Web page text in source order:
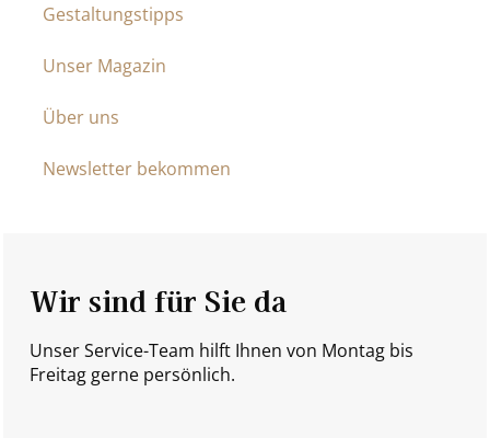
Gestaltungstipps
Unser Magazin
Über uns
Newsletter bekommen
Wir sind für Sie da
Unser Service-Team hilft Ihnen von Montag bis
Freitag gerne persönlich.